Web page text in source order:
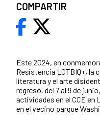
Este 2024, en
Resistencia LGTBIQ+, la
literatura y el arte
regresó, del 7 al 9 de
actividades en el CCE
en el vecino parque
COMPARTIR